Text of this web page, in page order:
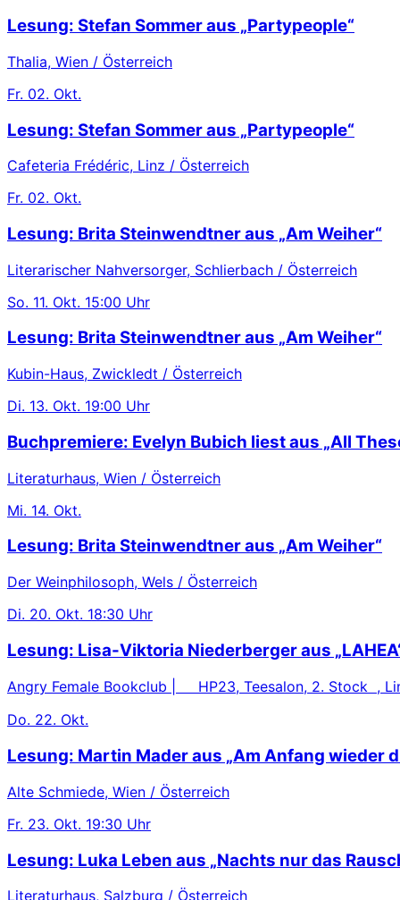
Lesung: Stefan Sommer aus „Partypeople“
Thalia, Wien / Österreich
Fr. 02. Okt.
Lesung: Stefan Sommer aus „Partypeople“
Cafeteria Frédéric, Linz / Österreich
Fr. 02. Okt.
Lesung: Brita Steinwendtner aus „Am Weiher“
Literarischer Nahversorger, Schlierbach / Österreich
So. 11. Okt. 15:00 Uhr
Lesung: Brita Steinwendtner aus „Am Weiher“
Kubin-Haus, Zwickledt / Österreich
Di. 13. Okt. 19:00 Uhr
Buchpremiere: Evelyn Bubich liest aus „All
Literaturhaus, Wien / Österreich
Mi. 14. Okt.
Lesung: Brita Steinwendtner aus „Am Weiher“
Der Weinphilosoph, Wels / Österreich
Di. 20. Okt. 18:30 Uhr
Lesung: Lisa-Viktoria Niederberger aus
Angry Female Bookclub | HP23, Teesalon, 2. Stock ,
Do. 22. Okt.
Lesung: Martin Mader aus „Am Anfang wieder
Alte Schmiede, Wien / Österreich
Fr. 23. Okt. 19:30 Uhr
Lesung: Luka Leben aus „Nachts nur das
Literaturhaus, Salzburg / Österreich